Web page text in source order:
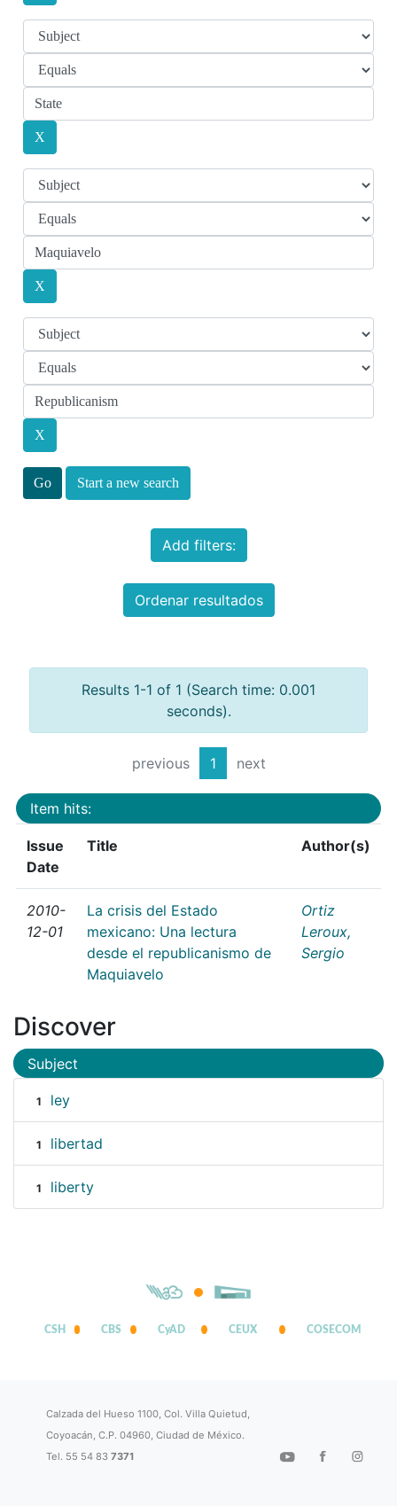
Start a new search
Add filters:
Ordenar resultados
Results 1-1 of 1 (Search time: 0.001
seconds).
previous 1 next
Item hits:
Issue
Date
Title Author(s)
2010-
12-01
La crisis del Estado
mexicano: Una lectura
desde el republicanismo de
Maquiavelo
Ortiz
Leroux,
Sergio
Discover
Subject
1 ley
1 libertad
1 liberty
CSH CBS CyAD CEUX COSECOM
Calzada del Hueso 1100, Col. Villa Quietud,
Coyoacán, C.P. 04960, Ciudad de México.
Tel. 55 54 837371